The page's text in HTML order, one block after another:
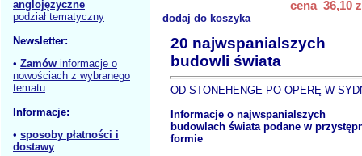
anglojęzyczne
podział tematyczny
Newsletter:
• Zamów informacje o
nowościach z wybranego
tematu
Informacje:
• sposoby płatności i
dostawy
cena 36,10
dodaj do koszyka
20 najwspanialszych
budowli świata
OD STONEHENGE PO OPERĘ W
Informacje o najwspanialszych
budowlach świata podane w
formie